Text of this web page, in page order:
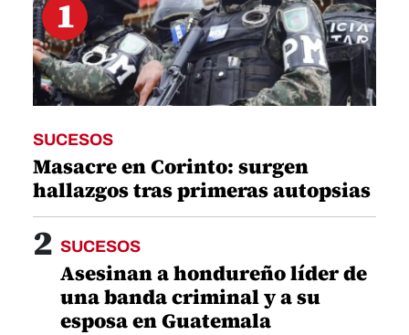
1
SUCESOS
Masacre en Corinto: surgen
hallazgos tras primeras autopsias
2 SUCESOS
Asesinan a hondureño líder de
una banda criminal y a su
esposa en Guatemala